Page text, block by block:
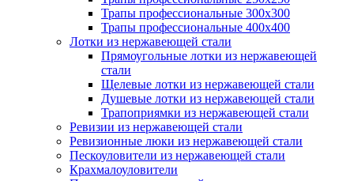
Трапы профессиональные 300х300
Трапы профессиональные 400х400
Лотки из нержавеющей стали
Прямоугольные лотки из нержавеющей
стали
Щелевые лотки из нержавеющей стали
Душевые лотки из нержавеющей стали
Трапоприямки из нержавеющей стали
Ревизии из нержавеющей стали
Ревизионные люки из нержавеющей стали
Пескоуловители из нержавеющей стали
Крахмалоуловители